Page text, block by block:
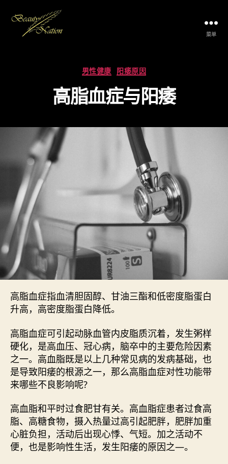
菜单
分
男性健康 阳痿原因
高脂血症与阳痿
高脂血症指血清胆固醇、甘油三酯和低密度脂蛋白
升高，高密度脂蛋白降低。
高脂血症可引起动脉血管内皮脂质沉着，发生粥样
硬化，是高血压、冠心病，脑卒中的主要危险因素
之一。高血脂既是以上几种常见病的发病基础，也
是导致阳痿的根源之一，那么高脂血症对性功能带
来哪些不良影响呢?
高血脂和平时过食肥甘有关。高血脂症患者过食高
脂、高糖食物，摄入热量过高引起肥胖，肥胖加重
心脏负担，活动后出现心悸、气短。加之活动不
便，也是影响性生活，发生阳痿的原因之—。